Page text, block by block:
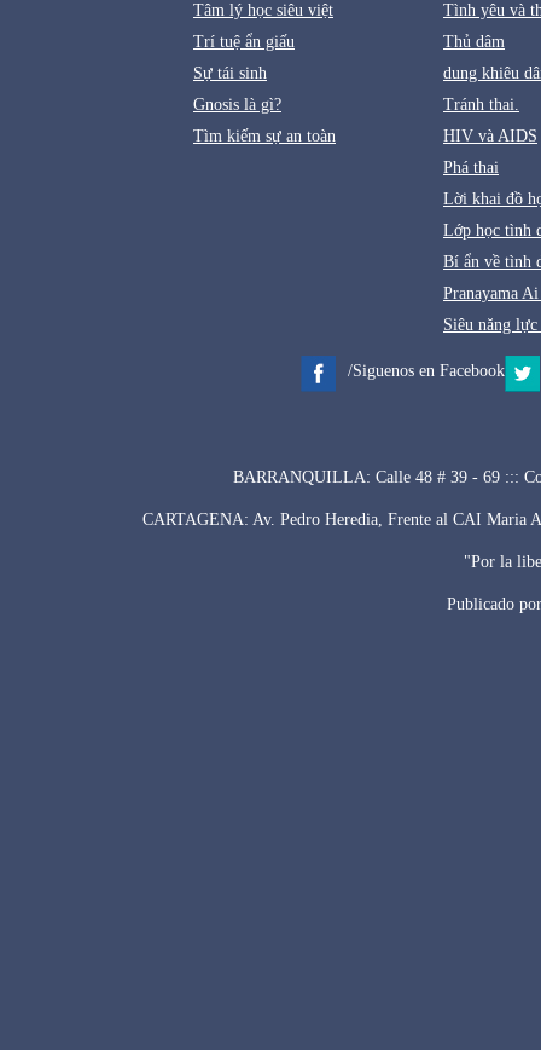
Tâm lý học siêu việt
Trí tuệ ẩn giấu
Sự tái sinh
Gnosis là gì?
Tìm kiếm sự an toàn
Tình yêu và
Thủ dâm
dung khiêu
Tránh thai.
HIV và AIDS
Phá thai
Lời khai đồ
Lớp học tình
Bí ẩn về tình
Pranayama
Siêu năng
/Siguenos en Facebook
BARRANQUILLA: Calle 48 # 39 - 69 :::
CARTAGENA: Av. Pedro Heredia, Frente al CAI Maria
"Por la
Publicado